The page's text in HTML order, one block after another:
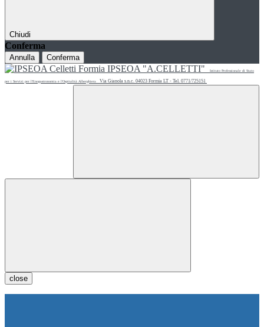
Chiudi
Conferma
Annulla Conferma
IPSEOA "A.CELLETTI" Istituto Professionale di Stato
per i Servizi per l'Enogastronomia e l'Ospitalità Alberghiera Via Gianola s.n.c. 04023 Formia LT - Tel. 0771/725151
close